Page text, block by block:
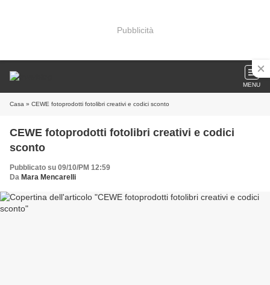
Pubblicità
MENU
Casa » CEWE fotoprodotti fotolibri creativi e codici sconto
CEWE fotoprodotti fotolibri creativi e codici
sconto
Pubblicato su 09/10/PM 12:59
Da Mara Mencarelli